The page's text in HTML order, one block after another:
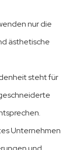
nur die
ästhetische
steht für
Unternehmen